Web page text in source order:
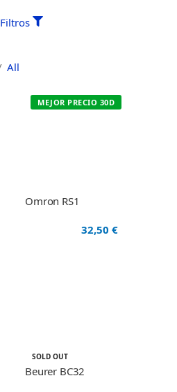
Filtros
All
MEJOR PRECIO 30D
Omron RS1
32,50 €
SOLD OUT
Beurer BC32